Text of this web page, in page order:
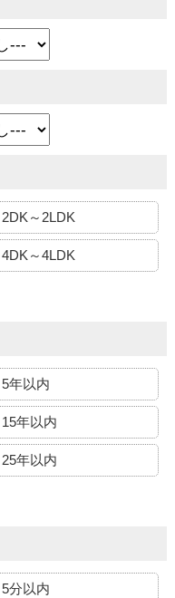
2DK～2LDK
4DK～4LDK
5年以内
15年以内
25年以内
5分以内